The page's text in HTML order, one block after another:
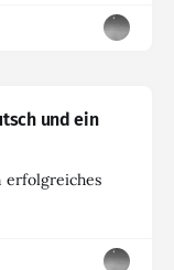
und ein
erfolgreiches